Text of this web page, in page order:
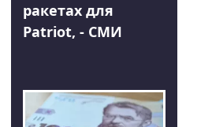
ракетах для
Patriot, - СМИ